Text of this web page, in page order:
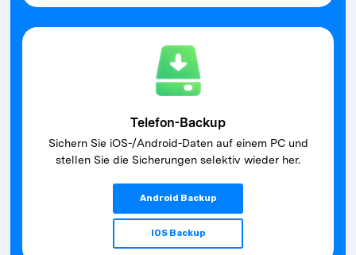
Telefon-Backup
Sichern Sie iOS-/Android-Daten auf einem PC und
stellen Sie die Sicherungen selektiv wieder her.
Android Backup
IOS Backup